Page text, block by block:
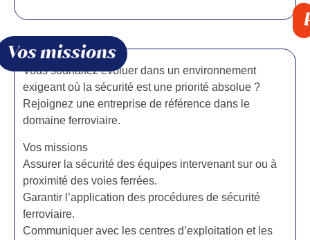
Vos missions
Vous souhaitez évoluer dans un environnement
exigeant où la sécurité est une priorité absolue ?
Rejoignez une entreprise de référence dans le
domaine ferroviaire.
Vos missions
Assurer la sécurité des équipes intervenant sur ou à
proximité des voies ferrées.
Garantir l’application des procédures de sécurité
ferroviaire.
Communiquer avec les centres d’exploitation et les